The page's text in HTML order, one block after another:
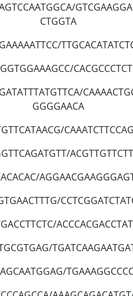
CTGGTA
GGGGAACA